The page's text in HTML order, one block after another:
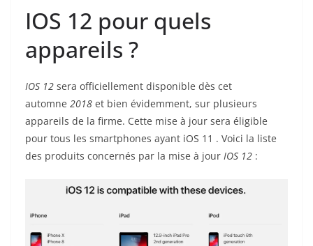
IOS 12 pour quels
appareils ?
IOS 12 sera officiellement disponible dès cet
automne 2018 et bien évidemment, sur plusieurs
appareils de la firme. Cette mise à jour sera éligible
pour tous les smartphones ayant iOS 11 . Voici la liste
des produits concernés par la mise à jour IOS 12 :